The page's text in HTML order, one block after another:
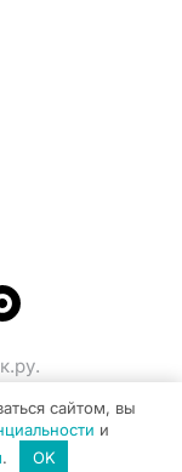
и массовых
сайтом, вы
и
. OK